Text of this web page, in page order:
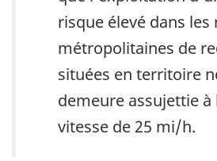
risque élevé dans les
métropolitaines de
situées en territoire
demeure assujettie
vitesse de 25 mi/h.